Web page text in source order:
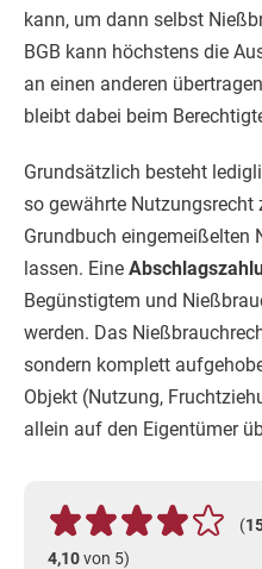
kann, um dann selbst
BGB kann höchstens die
an einen anderen
bleibt dabei beim
Grundsätzlich besteht
so gewährte Nutzungsrecht
Grundbuch eingemeißelten
lassen. Eine
Begünstigtem und
werden. Das
sondern komplett
Objekt (Nutzung,
allein auf den Eigentümer
(
4,10von 5)